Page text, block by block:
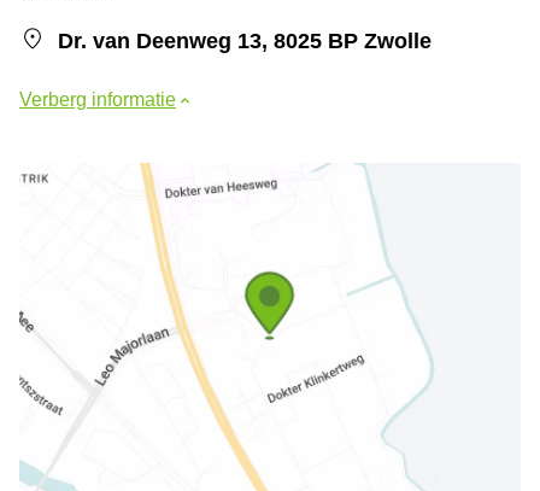
Dr. van Deenweg 13, 8025 BP Zwolle
Verberg informatie